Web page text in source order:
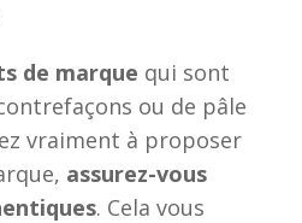
de marque qui sont
ou de pâle
vraiment à proposer
assurez-vous
. Cela vous